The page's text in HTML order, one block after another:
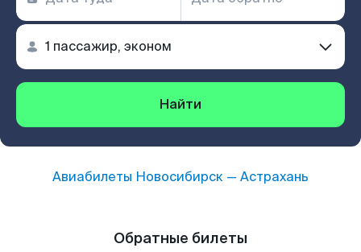
Найти
Авиабилеты Новосибирск — Астрахань
Обратные билеты